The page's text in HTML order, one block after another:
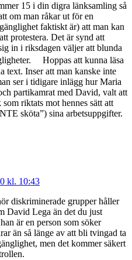
15 i din digra länksamling så
om man råkar ut för en
faktiskt är) att man kan
protestera. Det är synd att
in i riksdagen väljer att blunda
Hoppas att kunna läsa
text. Inser att man kanske inte
ser i tidigare inlägg hur Maria
partikamrat med David, valt att
riktats mot hennes sätt att
sköta”) sina arbetsuppgifter.
kl. 10:43
diskriminerade grupper håller
David Lega än det du just
är en person som söker
än så länge av att bli tvingad ta
men det kommer säkert